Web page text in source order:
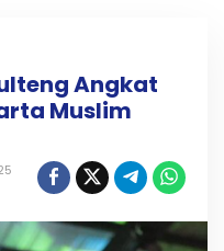
Angkat
Muslim